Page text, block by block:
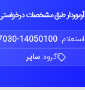
آرموردار طبق مشخصات
14050100
گروه:سایر